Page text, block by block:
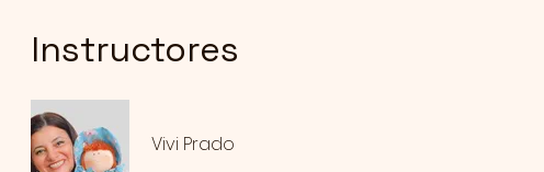
Instructores
Vivi Prado